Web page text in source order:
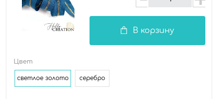
В корзину
Цвет
светлое золото серебро